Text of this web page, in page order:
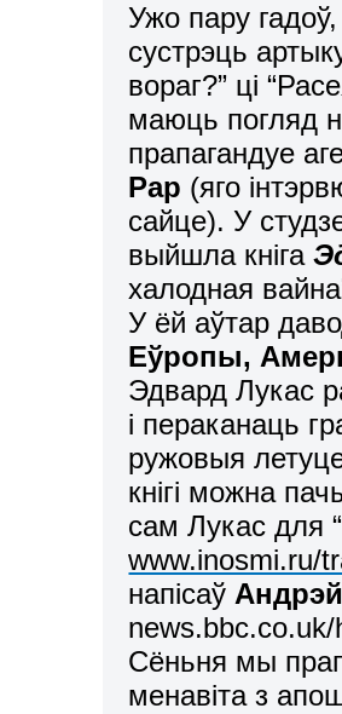
Ужо пару
сустрэць
вораг?” ці
маюць погляд
прапагандуе
Рар (яго
сайце). У
выйшла кніга
халодная
У ёй аўтар
Еўропы,
Эдвард Лукас
і пераканаць
ружовыя
кнігі можна
сам Лукас для
www.inosmi.ru/
напісаў
Сёньня мы
менавіта з